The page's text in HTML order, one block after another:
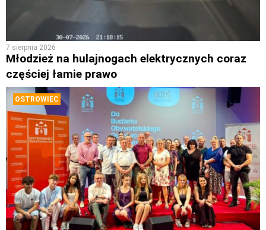
7 sierpnia 2026
Młodzież na hulajnogach elektrycznych coraz
częściej łamie prawo
OSTROWIEC